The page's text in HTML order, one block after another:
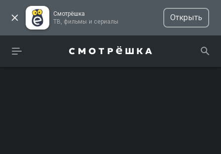
Смотрёшка
ТВ, фильмы и сериалы
Открыть